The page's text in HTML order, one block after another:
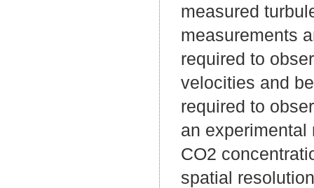
measured
measurements
required to
velocities and
required to
an experimental
CO2
spatial